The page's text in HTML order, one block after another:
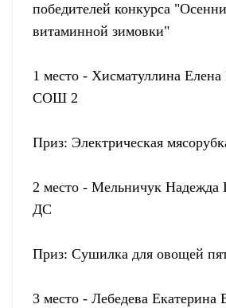
победителей конкурса
витаминной зимовки"
1 место - Хисматуллина Елена
СОШ 2
Приз: Электрическая
2 место - Мельничук Надежда
ДС
Приз: Сушилка для овощей
3 место - Лебедева Екатерина